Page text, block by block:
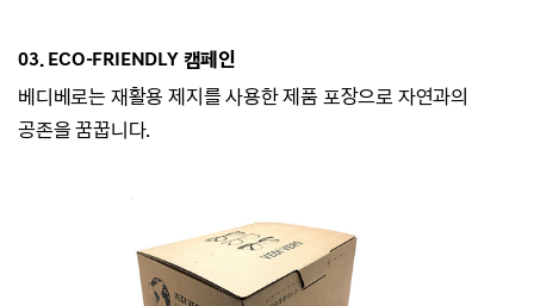
03. ECO-FRIENDLY 캠페인
베디베로는 재활용 제지를 사용한 제품 포장으로 자연과의
공존을 꿈꿉니다.